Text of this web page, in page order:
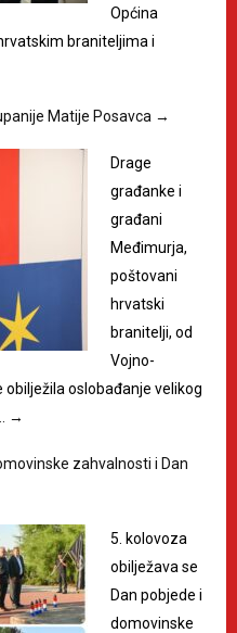
Općina
braniteljima i
Matije Posavca →
Drage
građanke i
građani
Međimurja,
poštovani
hrvatski
branitelji, od
Vojno-
oslobađanje velikog
→
zahvalnosti i Dan
5. kolovoza
obilježava se
Dan pobjede i
domovinske